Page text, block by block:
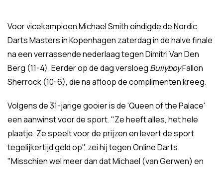
Voor vicekampioen Michael Smith eindigde de Nordic
Darts Masters in Kopenhagen zaterdag in de halve finale
na een verrassende nederlaag tegen Dimitri Van Den
Berg (11-4). Eerder op de dag versloeg BullyboyFallon
Sherrock (10-6), die na afloop de complimenten kreeg.
Volgens de 31-jarige gooier is de 'Queen of the Palace'
een aanwinst voor de sport. "Ze heeft alles, het hele
plaatje. Ze speelt voor de prijzen en levert de sport
tegelijkertijd geld op", zei hij tegen Online Darts.
"Misschien wel meer dan dat Michael (van Gerwen) en